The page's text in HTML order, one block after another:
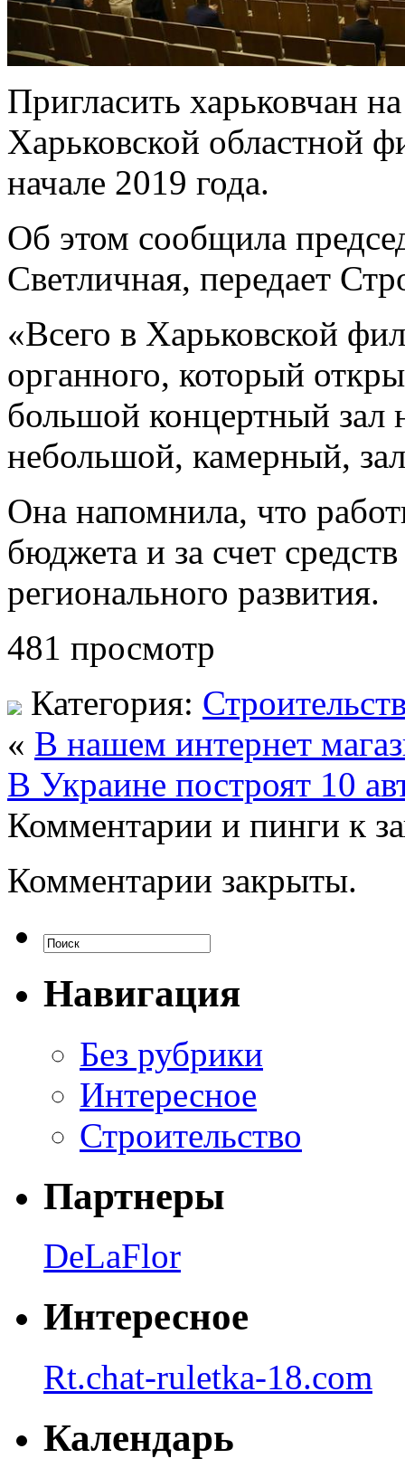
Пригласить харьковчан
Харьковской областной
начале 2019 года.
Об этом сообщила
Светличная, передает
«Всего в Харьковской
органного, который
большой концертный зал
небольшой, камерный,
Она напомнила, что
бюджета и за счет
регионального развития.
481 просмотр
Категория:
« В нашем интернет
В Украине построят 10
Комментарии и пинги к
Комментарии закрыты.
Навигация
Без рубрики
Интересное
Строительство
Партнеры
DeLaFlor
Интересное
Rt.chat-ruletka-18.com
Календарь